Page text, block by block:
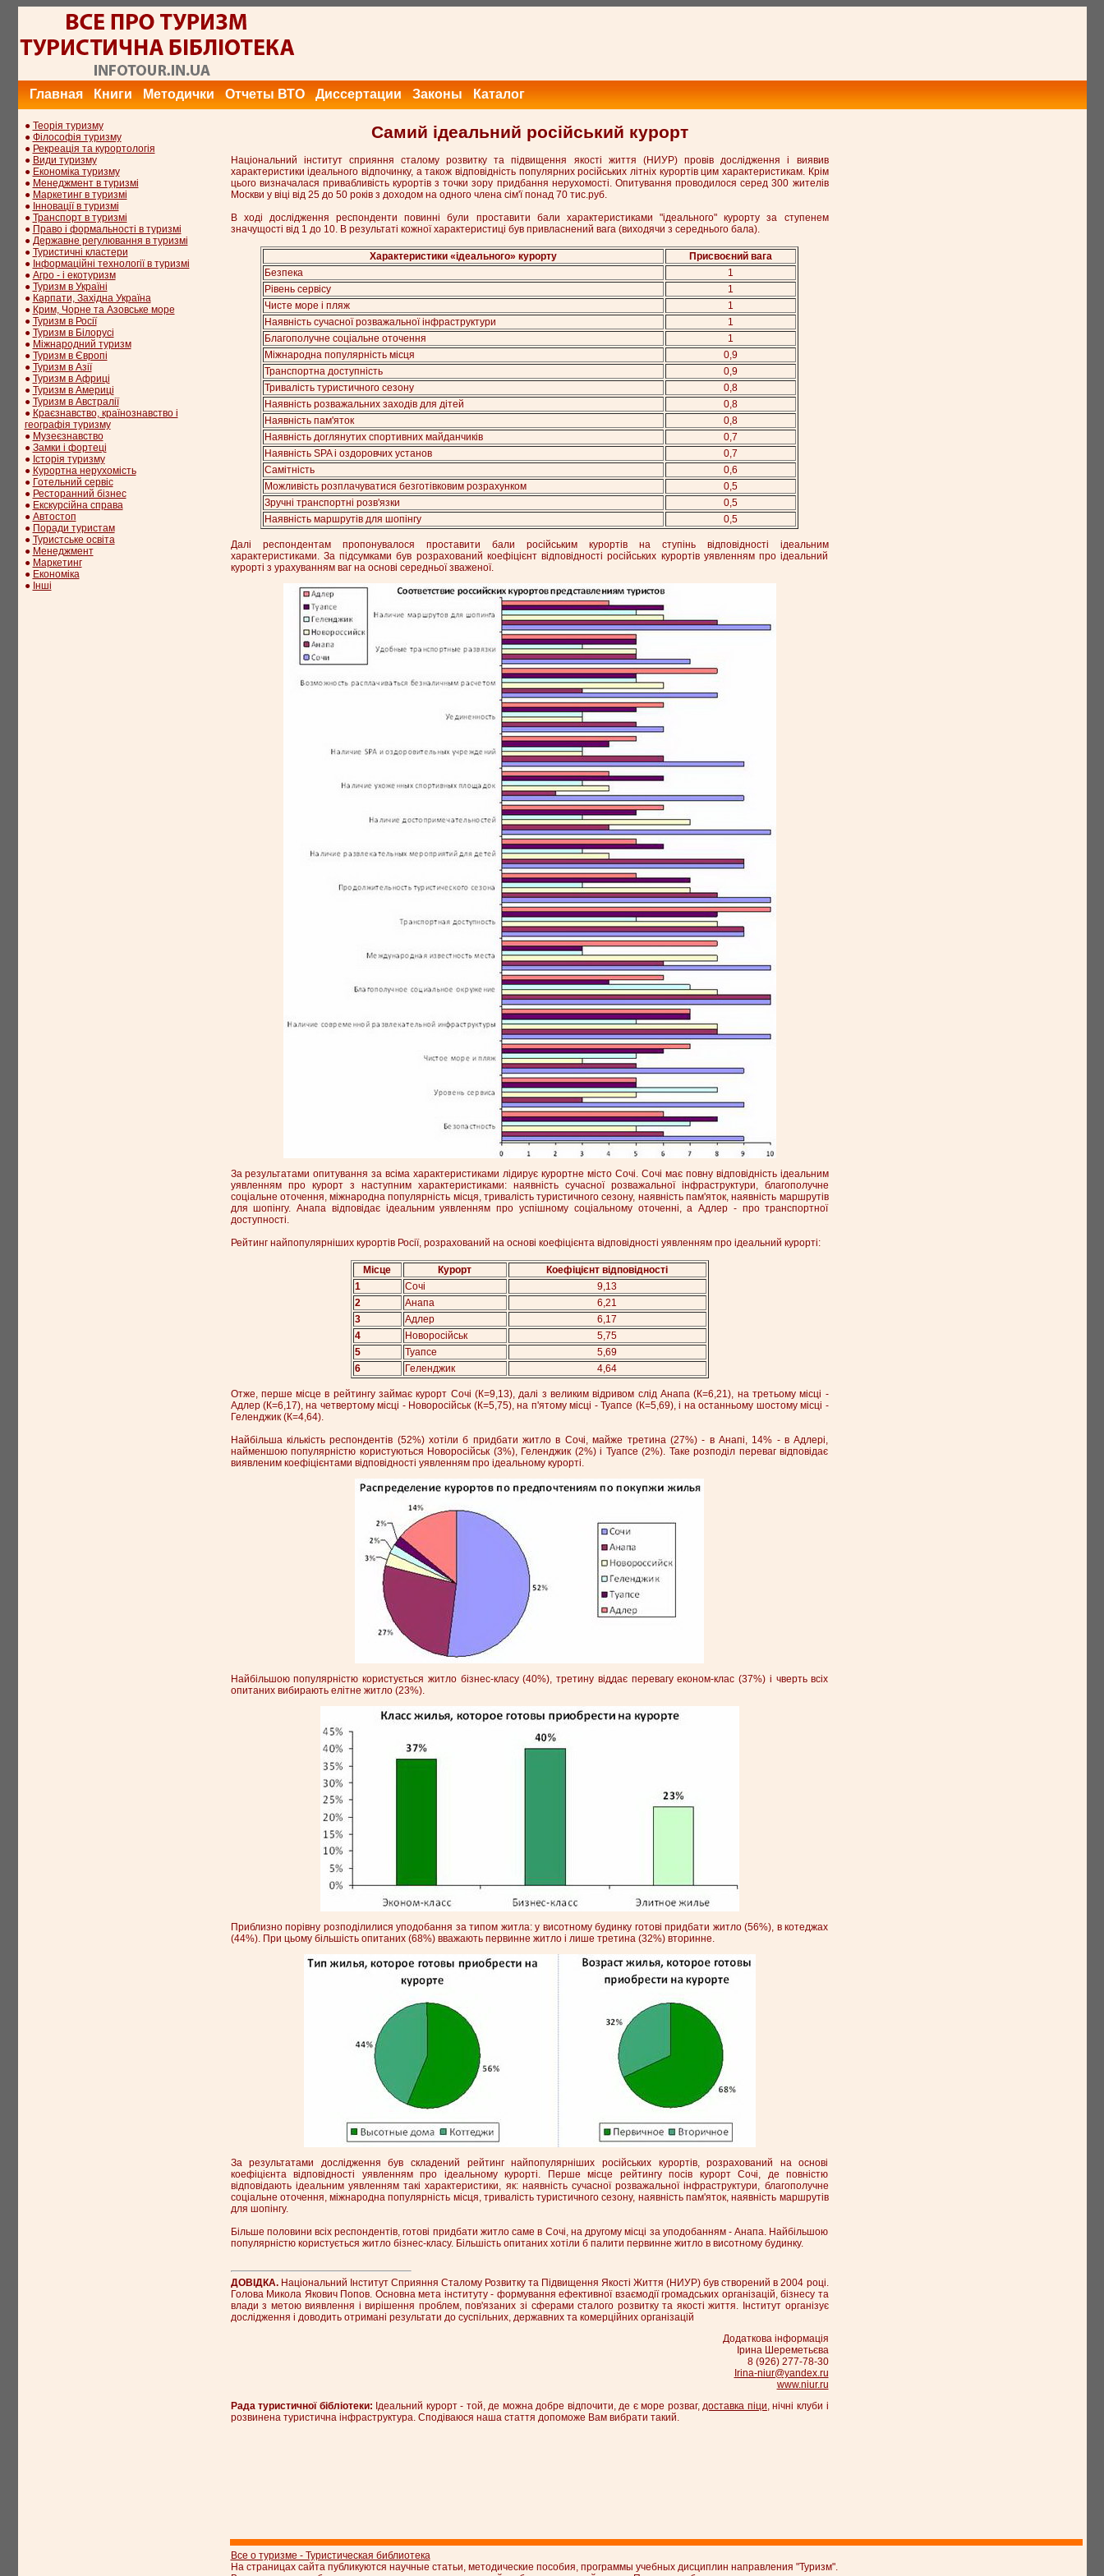
Главная Книги Методички Отчеты ВТО Диссертации Законы Каталог
● Теорія туризму
● Філософія туризму
● Рекреація та курортологія
● Види туризму
● Економіка туризму
● Менеджмент в туризмі
● Маркетинг в туризмі
● Інновації в туризмі
● Транспорт в туризмі
● Право і формальності в туризмі
● Державне регулювання в туризмі
● Туристичні кластери
● Інформаційні технології в туризмі
● Агро - і екотуризм
● Туризм в Україні
● Карпати, Західна Україна
● Крим, Чорне та Азовське море
● Туризм в Росії
● Туризм в Білорусі
● Міжнародний туризм
● Туризм в Європі
● Туризм в Азії
● Туризм в Африці
● Туризм в Америці
● Туризм в Австралії
● Краєзнавство, країнознавство і
географія туризму
● Музеєзнавство
● Замки і фортеці
● Історія туризму
● Курортна нерухомість
● Готельний сервіс
● Ресторанний бізнес
● Екскурсійна справа
● Автостоп
● Поради туристам
● Туристське освіта
● Менеджмент
● Маркетинг
● Економіка
● Інші
Самий ідеальний російський курорт
Національний інститут сприяння сталому розвитку та підвищення якості життя (НИУР) провів дослідження і виявив
характеристики ідеального відпочинку, а також відповідність популярних російських літніх курортів цим характеристикам. Крім
цього визначалася привабливість курортів з точки зору придбання нерухомості. Опитування проводилося серед 300 жителів
Москви у віці від 25 до 50 років з доходом на одного члена сім'ї понад 70 тис.руб.
В ході дослідження респонденти повинні були проставити бали характеристиками "ідеального" курорту за ступенем
значущості від 1 до 10. В результаті кожної характеристиці був привласнений вага (виходячи з середнього бала).
Характеристики «ідеального» курорту
Присвоєний вага
Безпека
1
Рівень сервісу
1
Чисте море і пляж
1
Наявність сучасної розважальної інфраструктури
1
Благополучне соціальне оточення
1
Міжнародна популярність місця
0,9
Транспортна доступність
0,9
Тривалість туристичного сезону
0,8
Наявність розважальних заходів для дітей
0,8
Наявність пам'яток
0,8
Наявність доглянутих спортивних майданчиків
0,7
Наявність SPA і оздоровчих установ
0,7
Самітність
0,6
Можливість розплачуватися безготівковим розрахунком
0,5
Зручні транспортні розв'язки
0,5
Наявність маршрутів для шопінгу
0,5
Далі респондентам пропонувалося проставити бали російським курортів на ступінь відповідності ідеальним
характеристиками. За підсумками був розрахований коефіцієнт відповідності російських курортів уявленням про ідеальний
курорті з урахуванням ваг на основі середньої зваженої.
За результатами опитування за всіма характеристиками лідирує курортне місто Сочі. Сочі має повну відповідність ідеальним
уявленням про курорт з наступним характеристиками: наявність сучасної розважальної інфраструктури, благополучне
соціальне оточення, міжнародна популярність місця, тривалість туристичного сезону, наявність пам'яток, наявність маршрутів
для шопінгу. Анапа відповідає ідеальним уявленням про успішному соціальному оточенні, а Адлер - про транспортної
доступності.
Рейтинг найпопулярніших курортів Росії, розрахований на основі коефіцієнта відповідності уявленням про ідеальний курорті:
Місце Курорт
Коефіцієнт відповідності
1
Сочі
9,13
2
Анапа
6,21
3
Адлер
6,17
4
Новоросійськ
5,75
5
Туапсе
5,69
6
Геленджик 4,64
Отже, перше місце в рейтингу займає курорт Сочі (К=9,13), далі з великим відривом слід Анапа (К=6,21), на третьому місці -
Адлер (К=6,17), на четвертому місці - Новоросійськ (К=5,75), на п'ятому місці - Туапсе (К=5,69), і на останньому шостому місці -
Геленджик (К=4,64).
Найбільша кількість респондентів (52%) хотіли б придбати житло в Сочі, майже третина (27%) - в Анапі, 14% - в Адлері,
найменшою популярністю користуються Новоросійськ (3%), Геленджик (2%) і Туапсе (2%). Таке розподіл переваг відповідає
виявленим коефіцієнтами відповідності уявленням про ідеальному курорті.
Найбільшою популярністю користується житло бізнес-класу (40%), третину віддає перевагу економ-клас (37%) і чверть всіх
опитаних вибирають елітне житло (23%).
Приблизно порівну розподілилися уподобання за типом житла: у висотному будинку готові придбати житло (56%), в котеджах
(44%). При цьому більшість опитаних (68%) вважають первинне житло і лише третина (32%) вторинне.
За результатами дослідження був складений рейтинг найпопулярніших російських курортів, розрахований на основі
коефіцієнта відповідності уявленням про ідеальному курорті. Перше місце рейтингу посів курорт Сочі, де повністю
відповідають ідеальним уявленням такі характеристики, як: наявність сучасної розважальної інфраструктури, благополучне
соціальне оточення, міжнародна популярність місця, тривалість туристичного сезону, наявність пам'яток, наявність маршрутів
для шопінгу.
Більше половини всіх респондентів, готові придбати житло саме в Сочі, на другому місці за уподобанням - Анапа. Найбільшою
популярністю користується житло бізнес-класу. Більшість опитаних хотіли б палити первинне житло в висотному будинку.
ДОВІДКА.Національний Інститут Сприяння Сталому Розвитку та Підвищення Якості Життя (НИУР) був створений в 2004 році.
Голова Микола Якович Попов. Основна мета інституту - формування ефективної взаємодії громадських організацій, бізнесу та
влади з метою виявлення і вирішення проблем, пов'язаних зі сферами сталого розвитку та якості життя. Інститут організує
дослідження і доводить отримані результати до суспільних, державних та комерційних організацій
Додаткова інформація
Ірина Шереметьєва
8 (926) 277-78-30
Irina-niur@yandex.ru
www.niur.ru
Рада туристичної бібліотеки: Ідеальний курорт - той, де можна добре відпочити, де є море розваг,доставка піци, нічні клуби і
розвинена туристична інфраструктура. Сподіваюся наша стаття допоможе Вам вибрати такий.
Все о туризме - Туристическая библиотека
На страницах сайта публикуются научные статьи, методические пособия, программы учебных дисциплин направления "Туризм".